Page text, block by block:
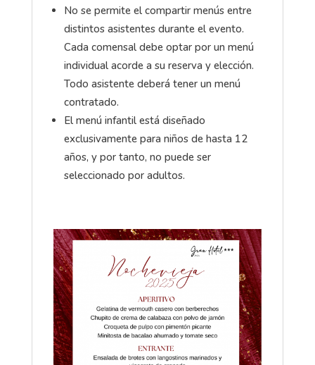
No se permite el compartir menús entre
distintos asistentes durante el evento.
Cada comensal debe optar por un menú
individual acorde a su reserva y elección.
Todo asistente deberá tener un menú
contratado.
El menú infantil está diseñado
exclusivamente para niños de hasta 12
años, y por tanto, no puede ser
seleccionado por adultos.